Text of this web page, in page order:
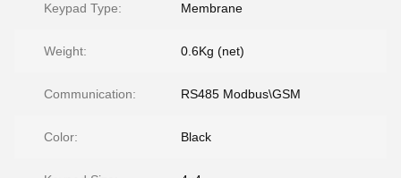
Keypad Type: Membrane
Weight: 0.6Kg (net)
Communication: RS485 Modbus\GSM
Color: Black